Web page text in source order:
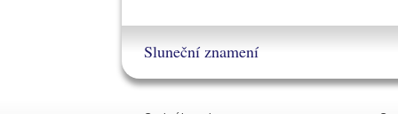
Sluneční znamení